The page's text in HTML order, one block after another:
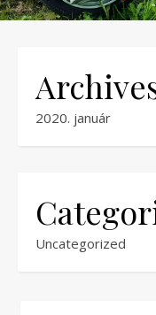
2020. január
Uncategorized